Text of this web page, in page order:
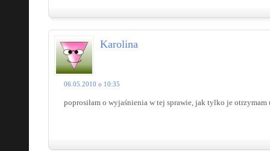
Karolina
06.05.2010 o 10:35
poprosiłam o wyjaśnienia w tej sprawie, jak tylko je